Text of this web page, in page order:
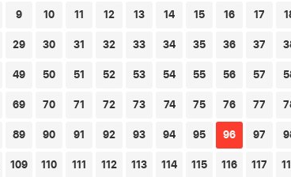
9 10 11 12 13 14 15 16 17
29 30 31 32 33 34 35 36 37
49 50 51 52 53 54 55 56 57
69 70 71 72 73 74 75 76 77
89 90 91 92 93 94 95 96 97
109 110 111 112 113 114 115 116 117